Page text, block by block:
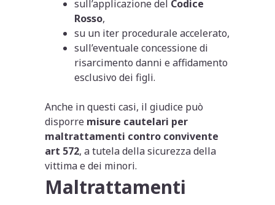
sull’applicazione del Codice
Rosso,
su un iter procedurale accelerato,
sull’eventuale concessione di
risarcimento danni e affidamento
esclusivo dei figli.
Anche in questi casi, il giudice può
disporre misure cautelari per
maltrattamenti contro convivente
art 572, a tutela della sicurezza della
vittima e dei minori.
Maltrattamenti